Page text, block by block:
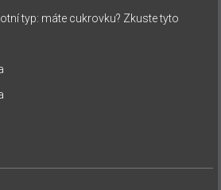
typ: máte cukrovku? Zkuste tyto